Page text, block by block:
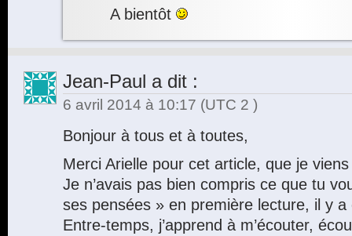
A bientôt
Jean-Paul a dit :
6 avril 2014 à 10:17 (UTC 2 )
Bonjour à tous et à toutes,
Merci Arielle pour cet article, que je
Je n’avais pas bien compris ce que tu
ses pensées » en première lecture, il y
Entre-temps, j’apprend à m’écouter,